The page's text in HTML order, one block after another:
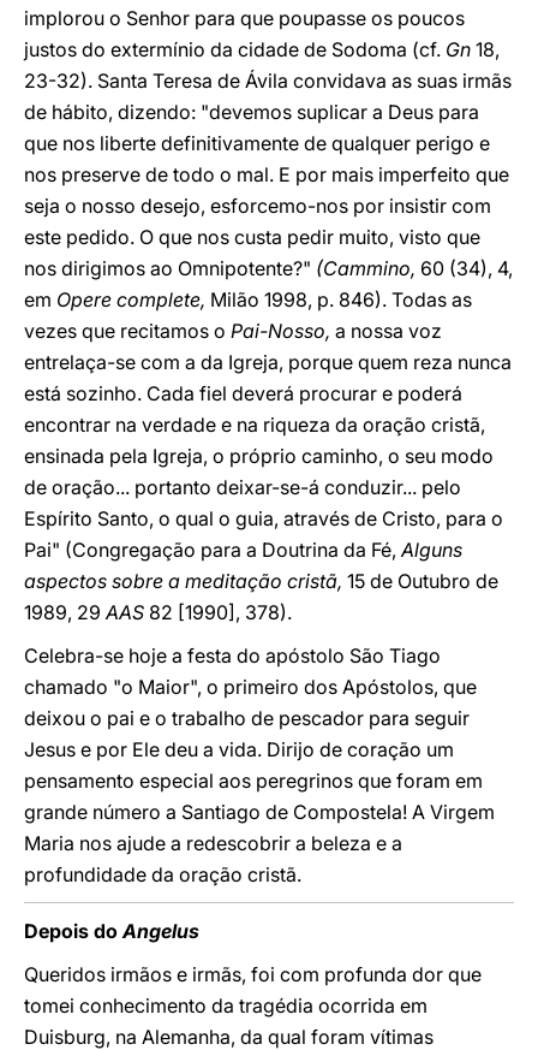
implorou o Senhor para que poupasse os poucos
justos do extermínio da cidade de Sodoma (cf. Gn 18,
23-32). Santa Teresa de Ávila convidava as suas irmãs
de hábito, dizendo: "devemos suplicar a Deus para
que nos liberte definitivamente de qualquer perigo e
nos preserve de todo o mal. E por mais imperfeito que
seja o nosso desejo, esforcemo-nos por insistir com
este pedido. O que nos custa pedir muito, visto que
nos dirigimos ao Omnipotente?" (Cammino, 60 (34), 4,
em Opere complete, Milão 1998, p. 846). Todas as
vezes que recitamos o Pai-Nosso, a nossa voz
entrelaça-se com a da Igreja, porque quem reza nunca
está sozinho. Cada fiel deverá procurar e poderá
encontrar na verdade e na riqueza da oração cristã,
ensinada pela Igreja, o próprio caminho, o seu modo
de oração... portanto deixar-se-á conduzir... pelo
Espírito Santo, o qual o guia, através de Cristo, para o
Pai" (Congregação para a Doutrina da Fé,Alguns
aspectos sobre a meditação cristã, 15 de Outubro de
1989, 29AAS 82 [1990], 378).
Celebra-se hoje a festa do apóstolo São Tiago
chamado "o Maior", o primeiro dos Apóstolos, que
deixou o pai e o trabalho de pescador para seguir
Jesus e por Ele deu a vida. Dirijo de coração um
pensamento especial aos peregrinos que foram em
grande número a Santiago de Compostela! A Virgem
Maria nos ajude a redescobrir a beleza e a
profundidade da oração cristã.
Depois doAngelus
Queridos irmãos e irmãs, foi com profunda dor que
tomei conhecimento da tragédia ocorrida em
Duisburg, na Alemanha, da qual foram vítimas